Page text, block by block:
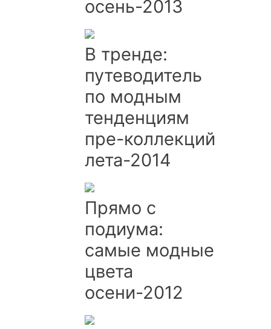
осень-2013
В тренде:
путеводитель
по модным
тенденциям
пре-коллекций
лета-2014
Прямо с
подиума:
самые модные
цвета
осени-2012